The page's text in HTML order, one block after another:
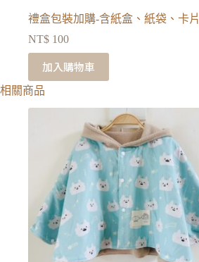
禮盒包裝加購-含紙盒、紙袋、卡片
NT$ 100
加入購物車
相關商品